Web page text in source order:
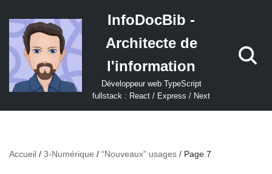
Aller
au
contenu
InfoDocBib -
Architecte de
l'information
Développeur web TypeScript
fullstack : React / Express / Next
Accueil / 3-Numérique / “Nouveaux” usages / Page 7